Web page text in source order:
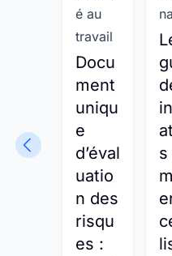
é au
travail
Docu
ment
uniqu
e
d’éval
uatio
n des
risqu
es :
s